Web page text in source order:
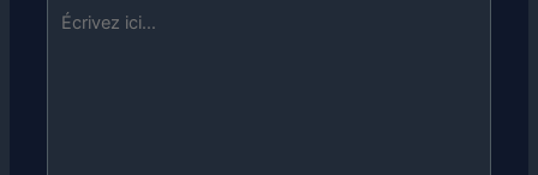
Écrivez
ici…